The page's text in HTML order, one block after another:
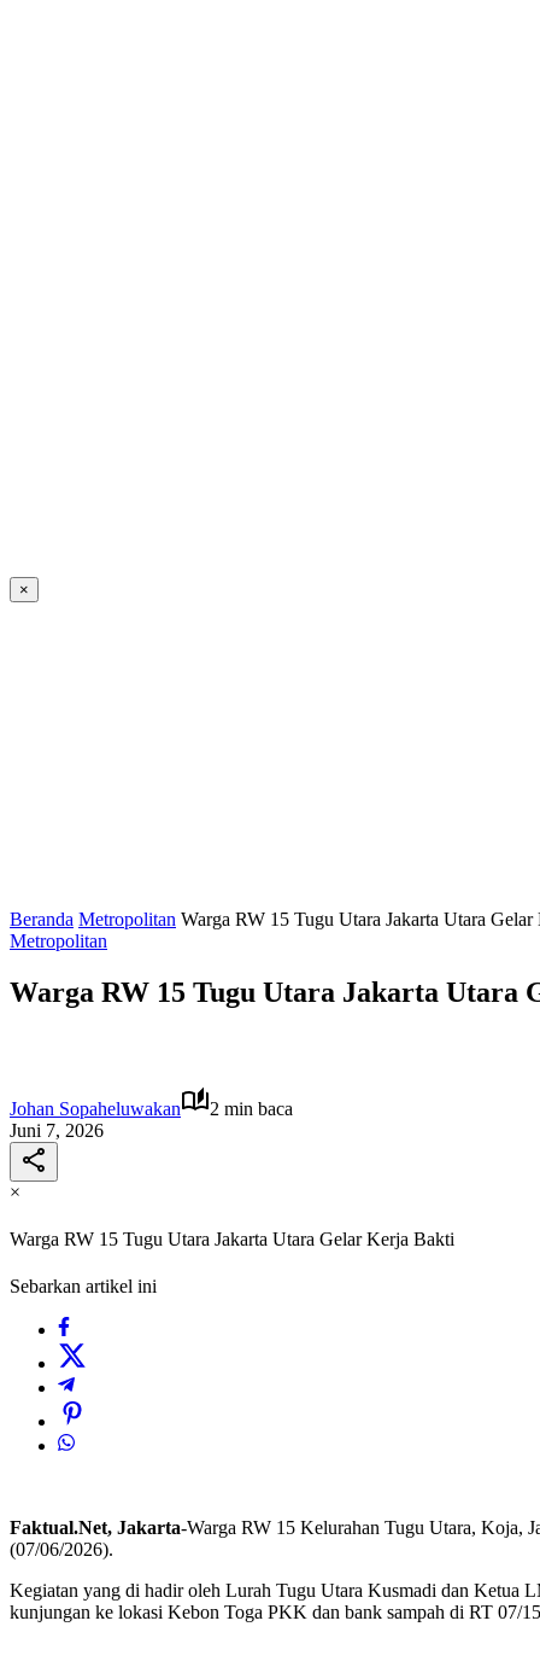
×
Beranda Metropolitan Warga RW 15 Tugu Utara Jakarta Utara
Metropolitan
Warga RW 15 Tugu Utara Jakarta Utara
Johan Sopaheluwakan
2 min baca
Juni 7, 2026
×
Warga RW 15 Tugu Utara Jakarta Utara Gelar Kerja Bakti
Sebarkan artikel ini
Faktual.Net, Jakarta-Warga RW 15 Kelurahan Tugu Utara, Koja,
(07/06/2026).
Kegiatan yang di hadir oleh Lurah Tugu Utara Kusmadi dan Ketua
kunjungan ke lokasi Kebon Toga PKK dan bank sampah di RT 07/